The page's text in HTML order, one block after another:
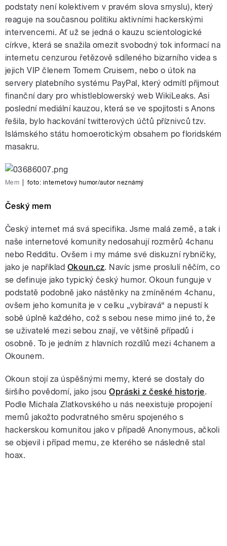
podstaty není kolektivem v pravém slova smyslu), který
reaguje na současnou politiku aktivními hackerskými
intervencemi. Ať už se jedná o kauzu scientologické
církve, která se snažila omezit svobodný tok informací na
internetu cenzurou řetězově sdíleného bizarního videa s
jejich VIP členem Tomem Cruisem, nebo o útok na
servery platebního systému PayPal, který odmítl přijmout
finanční dary pro whistleblowerský web WikiLeaks. Asi
poslední mediální kauzou, která se ve spojitosti s Anons
řešila, bylo hackování twitterových účtů příznivců tzv.
Islámského státu homoerotickým obsahem po floridském
masakru.
Mem foto: internetový humor/autor neznámý
Český mem
Český internet má svá specifika. Jsme malá země, a tak i
naše internetové komunity nedosahují rozměrů 4chanu
nebo Redditu. Ovšem i my máme své diskuzní rybníčky,
jako je například Okoun.cz. Navíc jsme proslulí něčím, co
se definuje jako typický český humor. Okoun funguje v
podstatě podobně jako nástěnky na zmíněném 4chanu,
ovšem jeho komunita je v celku „vybíravá“ a nepustí k
sobě úplně každého, což s sebou nese mimo jiné to, že
se uživatelé mezi sebou znají, ve většině případů i
osobně. To je jedním z hlavních rozdílů mezi 4chanem a
Okounem.
Okoun stojí za úspěšnými memy, které se dostaly do
širšího povědomí, jako jsouOpráski z české historje.
Podle Michala Zlatkovského u nás neexistuje propojení
memů jakožto podvratného směru spojeného s
hackerskou komunitou jako v případě Anonymous, ačkoli
se objevil i případ memu, ze kterého se následně stal
hoax.